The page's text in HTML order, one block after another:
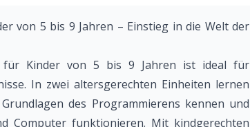
von 5 bis 9 Jahren – Einstieg in die Welt der
für Kinder von 5 bis 9 Jahren ist ideal für
In zwei altersgerechten Einheiten lernen
des Programmierens kennen und
Computer funktionieren. Mit kindgerechten